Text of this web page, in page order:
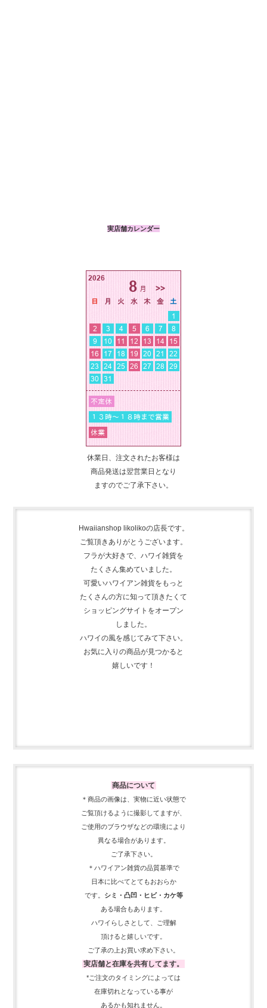
実店舗カレンダー
休業日、注文されたお客様は
商品発送は翌営業日となり
ますのでご了承下さい。
Hwaiianshop likolikoの店長です。
ご覧頂きありがとうございます。
フラが大好きで、
ハワイ雑貨を
たくさん集めていました。
可愛いハワイアン雑貨をもっと
たくさんの方に知って頂きたくて
ショッピングサイトをオープン
しました。
ハワイの風を感じてみて下さい。
お気に入りの商品が見つかると
嬉しいです！
商品について
＊商品の画像は、実物に近い 状態で
ご覧頂けるように撮影してますが、
ご使用の ブラウザなどの環境により
異なる場合があります。
ご了承下さい。
＊ハワイアン雑貨の品質基準で
日本に比べてとてもおおらか
です。
シミ・凸凹・ヒビ・カケ等
ある場合もあります。
ハワイらしさとして、
ご理解
頂ける と嬉しいです。
ご了承の上お買い求め下さい。
実店舗と在庫を共有してます。
*ご注文のタイミングによっては
在庫切れとなっている事が
あるかも知れません。